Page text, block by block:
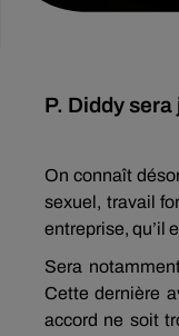
P. Diddy
On connaît
sexuel, travail
entreprise, qu’il
Sera
Cette dernière
accord ne soit